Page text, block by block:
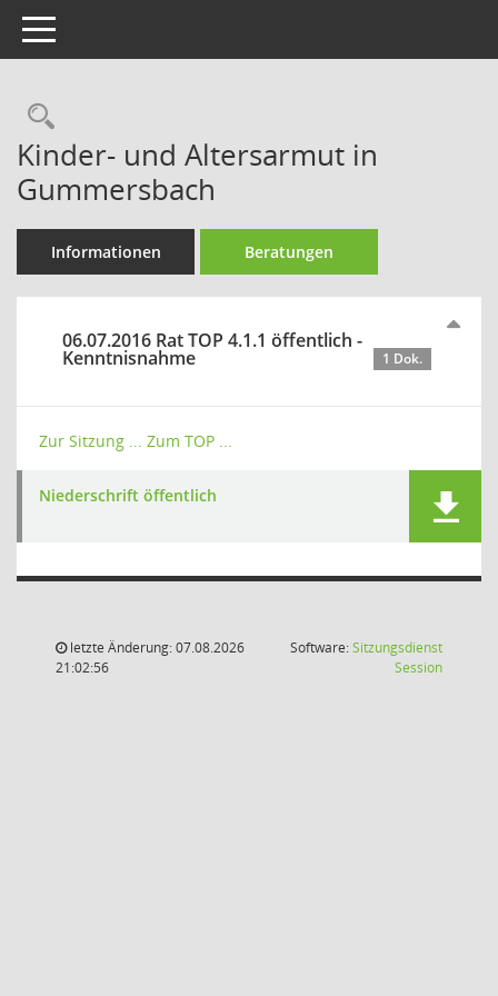
Toggle navigation
Rechercheauswahl
Kinder- und Altersarmut in
Gummersbach
Informationen Beratungen
06.07.2016 Rat TOP 4.1.1 öffentlich -
Kenntnisnahme 1 Dok.
Zur Sitzung ... Zum TOP ...
Niederschrift öffentlich
letzte Änderung: 07.08.2026
21:02:56
Software:Sitzungsdienst
Session(Wird in